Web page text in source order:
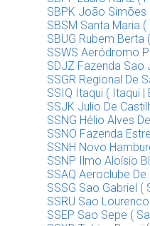
SBPK João Simões
SBSM Santa Maria
SBUG Rubem Berta
SSWS Aeródromo
SDJZ Fazenda Sao
SSGR Regional De
SSIQ Itaqui ( Itaqui |
SSJK Julio De
SSNG Hélio Alves
SSNO Fazenda
SSNH Novo
SSNP Ilmo Aloísio
SSAQ Aeroclube
SSSG Sao Gabriel (
SSRU Sao
SSEP Sao Sepe (